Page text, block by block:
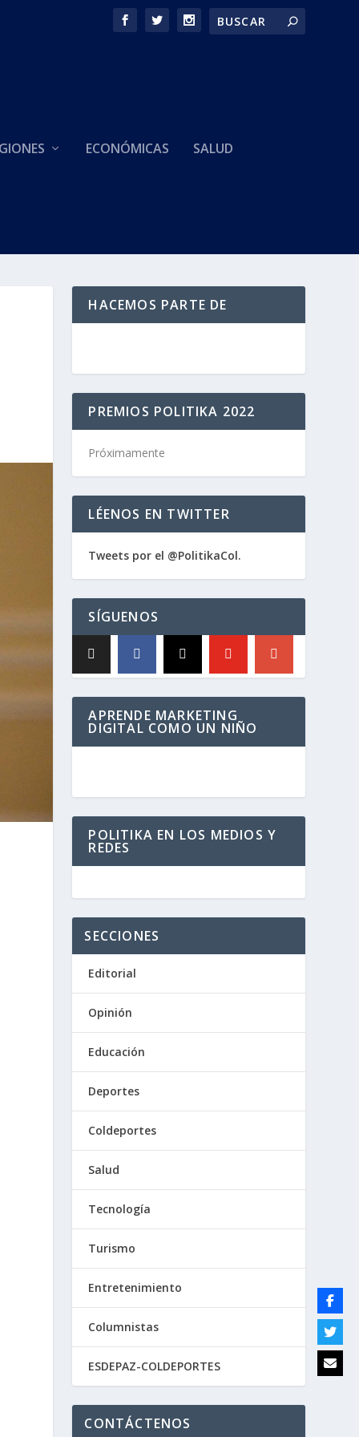
ECONÓMICAS SALUD
HACEMOS PARTE DE
PREMIOS POLITIKA 2022
Próximamente
LÉENOS EN TWITTER
Tweets por el @PolitikaCol.
SÍGUENOS
APRENDE MARKETING
DIGITAL COMO UN NIÑO
POLITIKA EN LOS MEDIOS Y
REDES
SECCIONES
Editorial
Opinión
Educación
Deportes
Coldeportes
Salud
Tecnología
Turismo
Entretenimiento
Columnistas
ESDEPAZ-COLDEPORTES
CONTÁCTENOS